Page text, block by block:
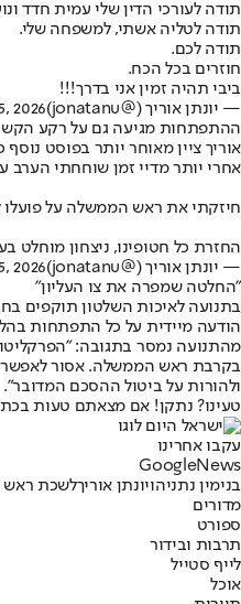
תודה לעורכי הדין שלי עמית חדד
תודה לטליה אשתי, למשפחה שלי.
תודה לכם.
חוזרים בכל הכח.
ביבי תהיה זמין אני בדרך!!!
— יונתן אוריך (@jonatanu)
2026
ההתפתחות מגיעה גם על רקע
אוריך ציין מאוחר יותר בפוסט
אחרי יותר מדיי זמן שוחחתי הערב
חיזקתי את ראש הממשלה על פועלו
החזרת כל חטופינו, ניצחון מוחלט
— יונתן אוריך (@jonatanu)
2026
"החלטה שמפרה את צו העליון"
בתנועה לאיכות השלטון תוקפים
הודעה מיידית על כל התפתחות
מהתנועה נמסר בתגובה:
בקרבת ראש הממשלה. אסור לאפשר
ולהורות על ביטול ההסכם המדובר".
טעינו? נתקן! אם מצאתם טעות
עקבו אחרינו
Googl eNews
בנימין נתניהויונתן אוריךלשכת
מדורים
ספורט
תרבות ובידור
לייף סטייל
אוכל